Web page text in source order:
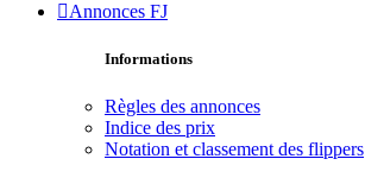
Annonces FJ
Informations
Règles des annonces
Indice des prix
Notation et classement des flippers